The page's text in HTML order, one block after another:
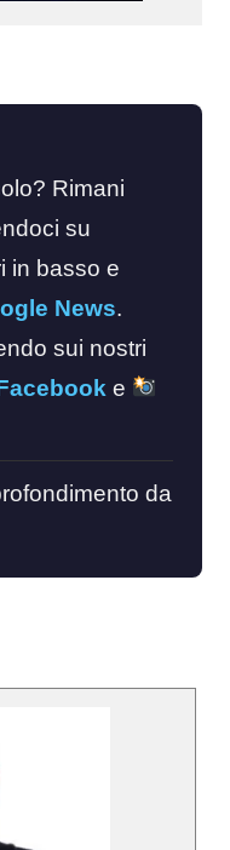
Rimani
su
in basso e
News.
sui nostri
e
da